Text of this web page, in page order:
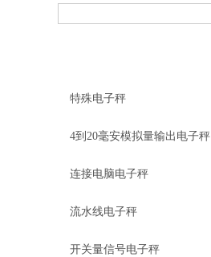
特殊电子秤
4到20毫安模拟量输出电子秤
连接电脑电子秤
流水线电子秤
开关量信号电子秤